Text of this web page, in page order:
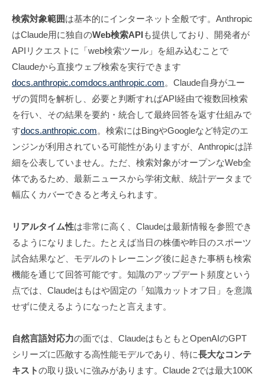
検索対象範囲は基本的にインターネット全般です。Anthropic
はClaude用に独自のWeb検索APIも提供しており、開発者が
APIリクエストに「web検索ツール」を組み込むことで
Claudeから直接ウェブ検索を実行できます
docs.anthropic.comdocs.anthropic.com。Claude自身がユー
ザの質問を解析し、必要と判断すればAPI経由で複数回検索
を行い、その結果を要約・統合して最終回答を返す仕組みで
すdocs.anthropic.com。検索にはBingやGoogleなど特定のエ
ンジンが利用されている可能性がありますが、Anthropicは詳
細を公表していません。ただ、検索対象がオープンなWeb全
体であるため、最新ニュースから学術文献、統計データまで
幅広くカバーできると考えられます。
リアルタイム性は非常に高く、Claudeは最新情報を参照でき
るようになりました。たとえば当日の株価や昨日のスポーツ
試合結果など、モデルのトレーニング後に起きた事柄も検索
機能を通じて回答可能です。知識のアップデート頻度という
点では、Claudeはもはや固定の「知識カットオフ日」を意識
せずに使えるようになったと言えます。
自然言語対応力の面では、ClaudeはもともとOpenAIのGPT
シリーズに匹敵する高性能モデルであり、特に長大なコンテ
キストの取り扱いに強みがあります。Claude 2では最大100K